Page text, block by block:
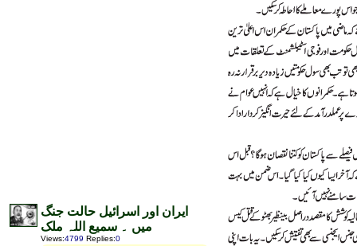
ایران اور اسرائیل حالت جنگ
میں ۔ سمیع اللہ ملک
Views:4799 Replies:0